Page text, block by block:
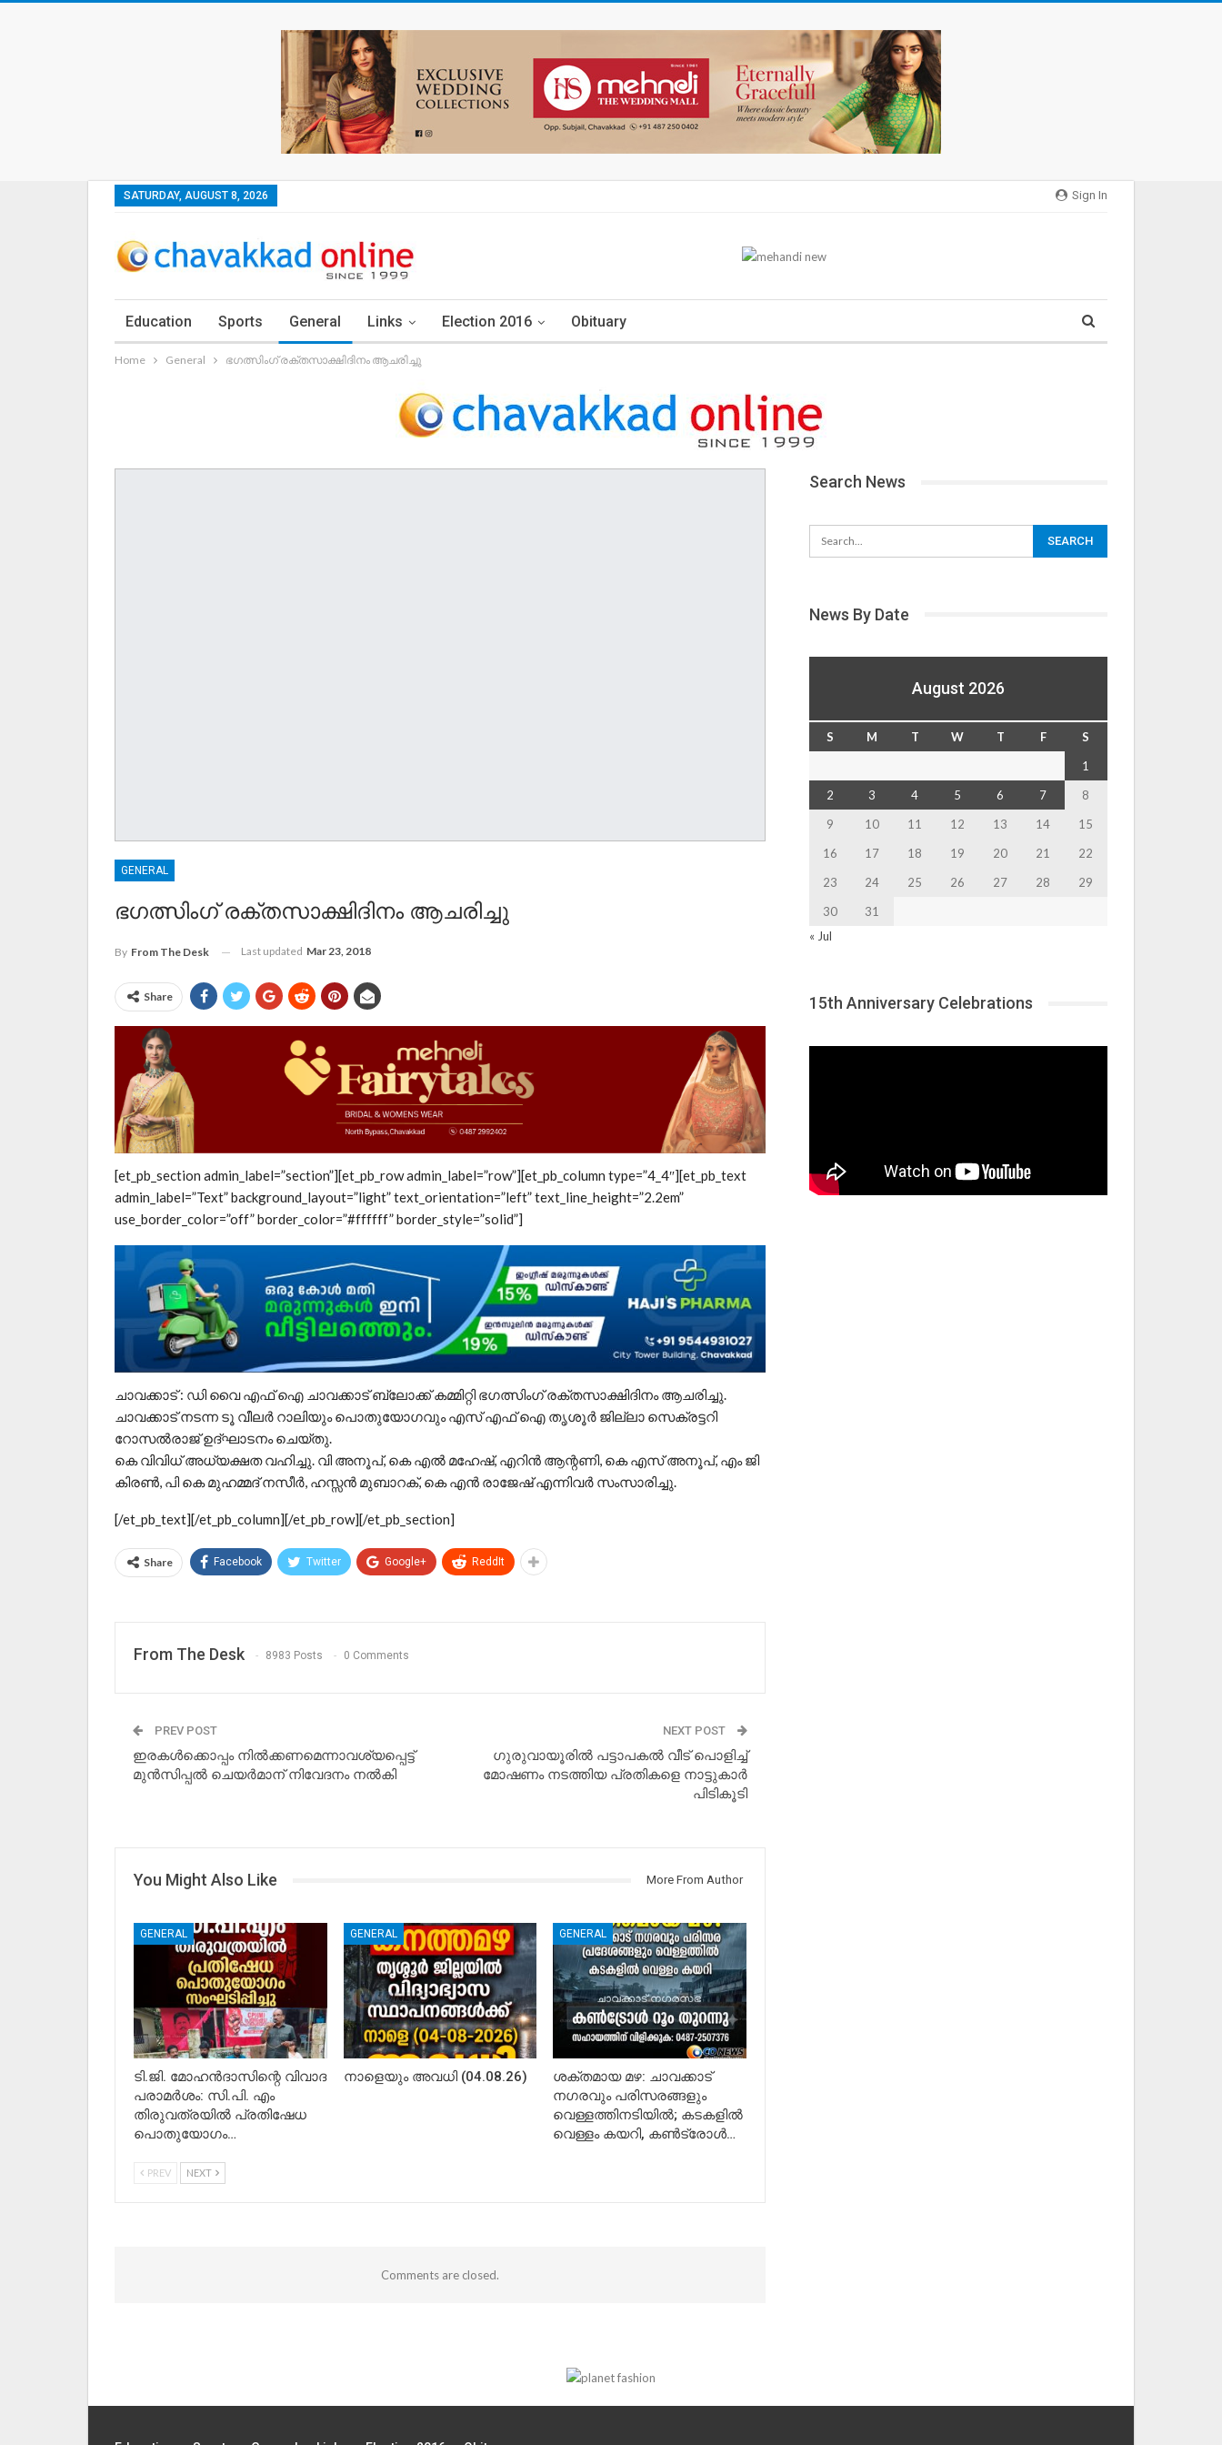
Sign In
SATURDAY, AUGUST 8, 2026
Education Sports General Links Election 2016 Obituary
Home General ഭഗത്സിംഗ് രക്തസാക്ഷിദിനം ആചരിച്ചു
GENERAL
ഭഗത്സിംഗ് രക്തസാക്ഷിദിനം ആചരിച്ചു
By From The Desk Last updated Mar 23, 2018
Share
[et_pb_section admin_label=”section”][et_pb_row admin_label=”row”][et_pb_column type=”4_4″][et_pb_text
admin_label=”Text” background_layout=”light” text_orientation=”left” text_line_height=”2.2em”
use_border_color=”off” border_color=”#ffffff” border_style=”solid”]
ചാവക്കാട് : ഡി വൈ എഫ് ഐ ചാവക്കാട് ബ്ലോക്ക് കമ്മിറ്റി ഭഗത്സിംഗ് രക്തസാക്ഷിദിനം ആചരിച്ചു.
ചാവക്കാട് നടന്ന ടൂ വീലര്‍ റാലിയും പൊതുയോഗവും എസ് എഫ് ഐ തൃശൂര്‍ ജില്ലാ സെക്രട്ടറി
റോസല്‍രാജ് ഉദ്ഘാടനം ചെയ്തു.
കെ വിവിധ് അധ്യക്ഷത വഹിച്ചു. വി അനൂപ്‌, കെ എല്‍ മഹേഷ്‌, എറിന്‍ ആന്റണി, കെ എസ് അനൂപ്‌, എം ജി
കിരണ്‍, പി കെ മുഹമ്മദ്‌ നസീര്‍, ഹസ്സന്‍ മുബാറക്, കെ എന്‍ രാജേഷ് എന്നിവര്‍ സംസാരിച്ചു.
[/et_pb_text][/et_pb_column][/et_pb_row][/et_pb_section]
Share Facebook Twitter Google+ ReddIt
From The Desk 8983 Posts 0 Comments
PREV POST
ഇരകള്‍ക്കൊപ്പം നില്‍ക്കണമെന്നാവശ്യപ്പെട്ട്‌
മുൻസിപ്പൽ ചെയര്‍മാന് നിവേദനം നൽകി
NEXT POST
ഗുരുവായൂരില്‍ പട്ടാപകല്‍ വീട് പൊളിച്ച്
മോഷണം നടത്തിയ പ്രതികളെ നാട്ടുകാര്‍
പിടികൂടി
You Might Also Like More From Author
GENERAL
ടി.ജി. മോഹൻദാസിന്റെ വിവാദ
പരാമർശം: സി.പി. എം
തിരുവത്രയിൽ പ്രതിഷേധ
പൊതുയോഗം…
GENERAL
നാളെയും അവധി (04.08.26)
GENERAL
ശക്തമായ മഴ: ചാവക്കാട്
നഗരവും പരിസരങ്ങളും
വെള്ളത്തിനടിയിൽ; കടകളിൽ
വെള്ളം കയറി, കൺട്രോൾ…
PREV NEXT
Comments are closed.
Search News
News By Date
August 2026
S M T W T F
S
1
2
3 4 5 6 7
8
9
10 11 12 13 14
15
16
17 18 19 20 21
22
23
24 25 26 27 28
29
30
31
« Jul
15th Anniversary Celebrations